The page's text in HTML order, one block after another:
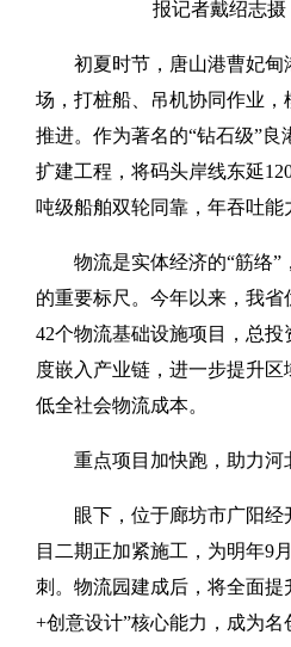
报记者戴绍志摄
初夏时节，唐山港曹妃
场，打桩船、吊机协同作业
推进。作为著名的“钻石级”良
扩建工程，将码头岸线东延
吨级船舶双轮同靠，年吞吐能
物流是实体经济的“筋络
的重要标尺。今年以来，我
42个物流基础设施项目，总投
度嵌入产业链，进一步提升
低全社会物流成本。
重点项目加快跑，助力河
眼下，位于廊坊市广阳
目二期正加紧施工，为明年9
刺。物流园建成后，将全面提
+创意设计”核心能力，成为